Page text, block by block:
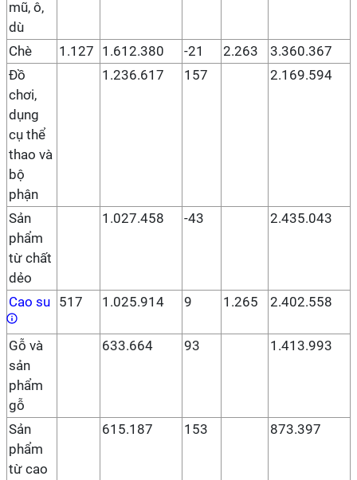
mũ, ô,
dù
Chè
1.127 1.612.380 -21 2.263
3.360.367
Đồ
chơi,
dụng
cụ thể
thao và
bộ
phận
1.236.617 157 2.169.594
Sản
phẩm
từ chất
dẻo
1.027.458 -43 2.435.043
Cao su 517 1.025.914 9 1.265 2.402.558
Gỗ và
sản
phẩm
gỗ
633.664 93 1.413.993
Sản
phẩm
từ cao
615.187 153 873.397